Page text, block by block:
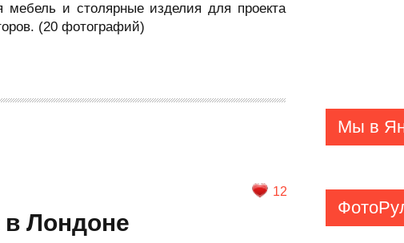
и столярные изделия для проекта
(20 фотографий)
12
Лондоне
Мы в